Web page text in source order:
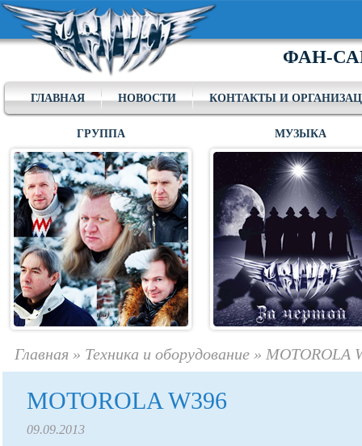
ФАН-
ГЛАВНАЯ НОВОСТИ КОНТАКТЫ И
ГРУППА МУЗЫКА
Главная » Техника и оборудование » MOTOROLA
MOTOROLA W396
09.09.2013